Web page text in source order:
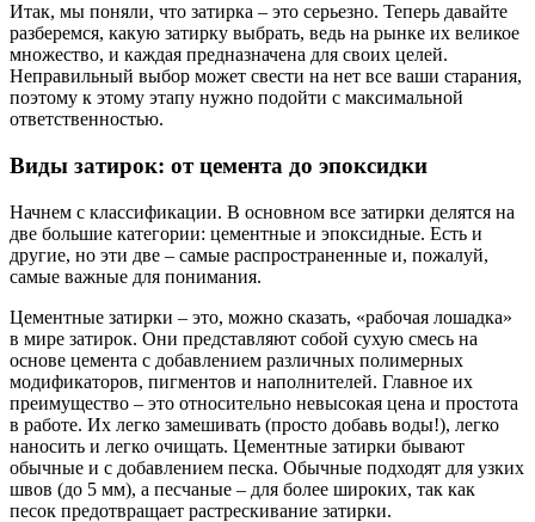
Итак, мы поняли, что затирка – это серьезно. Теперь давайте
разберемся, какую затирку выбрать, ведь на рынке их великое
множество, и каждая предназначена для своих целей.
Неправильный выбор может свести на нет все ваши старания,
поэтому к этому этапу нужно подойти с максимальной
ответственностью.
Виды затирок: от цемента до эпоксидки
Начнем с классификации. В основном все затирки делятся на
две большие категории: цементные и эпоксидные. Есть и
другие, но эти две – самые распространенные и, пожалуй,
самые важные для понимания.
Цементные затирки – это, можно сказать, «рабочая лошадка»
в мире затирок. Они представляют собой сухую смесь на
основе цемента с добавлением различных полимерных
модификаторов, пигментов и наполнителей. Главное их
преимущество – это относительно невысокая цена и простота
в работе. Их легко замешивать (просто добавь воды!), легко
наносить и легко очищать. Цементные затирки бывают
обычные и с добавлением песка. Обычные подходят для узких
швов (до 5 мм), а песчаные – для более широких, так как
песок предотвращает растрескивание затирки.